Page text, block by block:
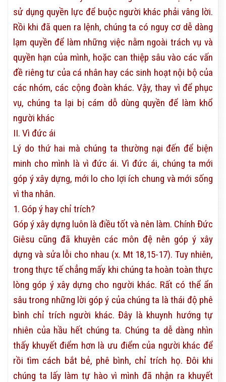
sử dụng quyền lực để buộc người khác phải vâng lời.
Rồi khi đã quen ra lệnh, chúng ta có nguy cơ dễ dàng
lạm quyền để làm những việc nằm ngoài trách vụ và
quyền hạn của mình, hoặc can thiệp sâu vào các vấn
đề riêng tư của cá nhân hay các sinh hoạt nội bộ của
các nhóm, các cộng đoàn khác. Vậy, thay vì để phục
vụ, chúng ta lại bị cám dỗ dùng quyền để làm khổ
người khác
II. Vì đức ái
Lý do thứ hai mà chúng ta thường nại đến để biện
minh cho mình là vì đức ái. Vì đức ái, chúng ta mới
góp ý xây dựng, mới lo cho lợi ích chung và mới sống
vì tha nhân.
1. Góp ý hay chỉ trích?
Góp ý xây dựng luôn là điều tốt và nên làm. Chính Đức
Giêsu cũng đã khuyên các môn đệ nên góp ý xây
dựng và sửa lỗi cho nhau (x. Mt 18,15-17). Tuy nhiên,
trong thực tế chẳng mấy khi chúng ta hoàn toàn thực
lòng góp ý xây dựng cho người khác. Rất có thể ẩn
sâu trong những lời góp ý của chúng ta là thái độ phê
bình chỉ trích người khác. Đây là khuynh hướng tự
nhiên của hầu hết chúng ta. Chúng ta dễ dàng nhìn
thấy khuyết điểm hơn là ưu điểm của người khác để
rồi tìm cách bắt bẻ, phê bình, chỉ trích họ. Đôi khi
chúng ta lấy làm tự hào vì mình đã nhận ra khuyết